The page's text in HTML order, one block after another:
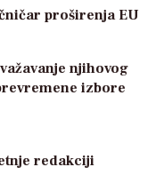
proširenja EU
njihovog
izbore
redakciji